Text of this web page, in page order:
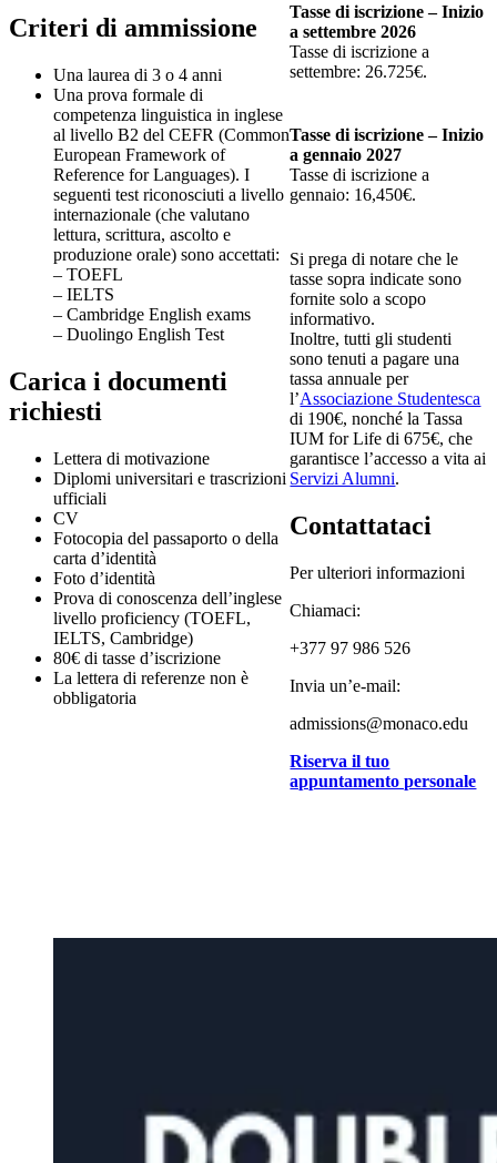
Criteri di ammissione
Una laurea di 3 o 4 anni
Una prova formale di
competenza linguistica in inglese
al livello B2 del CEFR (Common
European Framework of
Reference for Languages). I
seguenti test riconosciuti a livello
internazionale (che valutano
lettura, scrittura, ascolto e
produzione orale) sono accettati:
– TOEFL
– IELTS
– Cambridge English exams
– Duolingo English Test
Carica i documenti
richiesti
Lettera di motivazione
Diplomi universitari e trascrizioni
ufficiali
CV
Fotocopia del passaporto o della
carta d’identità
Foto d’identità
Prova di conoscenza dell’inglese
livello proficiency (TOEFL,
IELTS, Cambridge)
80€ di tasse d’iscrizione
La lettera di referenze non è
obbligatoria
Tasse di iscrizione – Inizio
a settembre 2026
Tasse di iscrizione a
settembre: 26.725€.
Tasse di iscrizione – Inizio
a gennaio 2027
Tasse di iscrizione a
gennaio: 16,450€.
Si prega di notare che le
tasse sopra indicate sono
fornite solo a scopo
informativo.
Inoltre, tutti gli studenti
sono tenuti a pagare una
tassa annuale per
l’Associazione Studentesca
di 190€, nonché la Tassa
IUM for Life di 675€, che
garantisce l’accesso a vita ai
Servizi Alumni.
Contattataci
Per ulteriori informazioni
Chiamaci:
+377 97 986 526
Invia un’e-mail:
admissions@monaco.edu
Riserva il tuo
appuntamento personale